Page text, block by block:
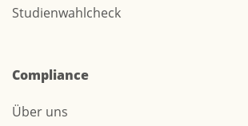
Studienwahlcheck
Compliance
Über uns